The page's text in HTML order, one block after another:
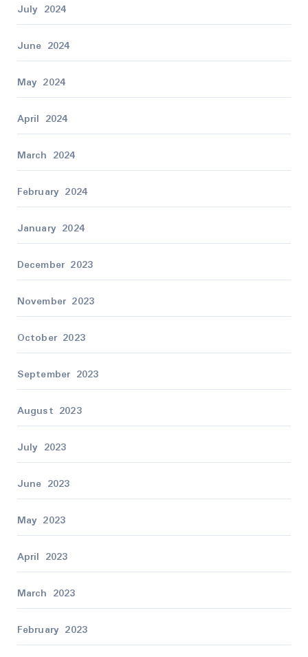
July 2024
June 2024
May 2024
April 2024
March 2024
February 2024
January 2024
December 2023
November 2023
October 2023
September 2023
August 2023
July 2023
June 2023
May 2023
April 2023
March 2023
February 2023